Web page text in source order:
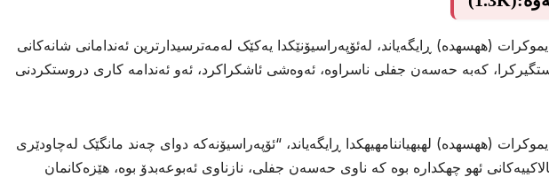
(ههسهده) ڕایگەیاند، لەئۆپەراسیۆنێكدا یەکێک لەمەترسیدارترین ئەندامانی شانەکانی
كەبە حەسەن جفلی ناسراوە، ئەوەشی ئاشكراكرد، ئەو ئەندامە كاری دروستكردنی
(ههسهده) لهبهیاننامهیهكدا ڕایگەیاند، “ئۆپەراسیۆنەکە دوای چەند مانگێک لەچاودێری
ئهو چهكداره بوه كه ناوی حەسەن جفلی، نازناوی ئەبوعەبدۆ بوە، هێزەکانمان